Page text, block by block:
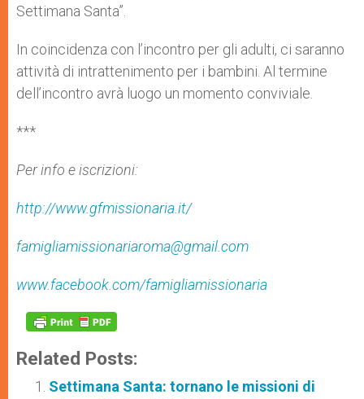
Settimana Santa”.
In coincidenza con l’incontro per gli adulti, ci saranno
attività di intrattenimento per i bambini. Al termine
dell’incontro avrà luogo un momento conviviale.
***
Per info e iscrizioni:
http://www.gfmissionaria.it/
famigliamissionariaroma@gmail.com
www.facebook.com/famigliamissionaria
Related Posts:
Settimana Santa: tornano le missioni di